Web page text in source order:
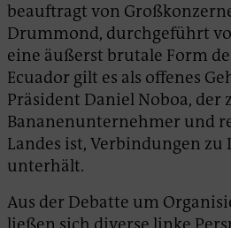
beauftragt von
Drummond, durchgeführt
eine äußerst brutale Form
Ecuador gilt es als offenes
Präsident Daniel Noboa, der
Bananenunternehmer und
Landes ist, Verbindungen zu
unterhält.
Aus der Debatte um